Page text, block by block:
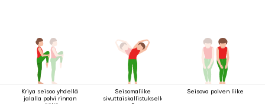
Kriya seisoo yhdellä
jalalla polvi rinnan
Seisomaliike
sivuttaiskallistuksella
Seisova polven liike